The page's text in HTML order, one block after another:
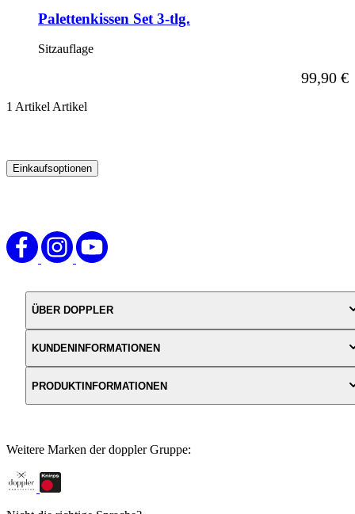
Einkaufsoptionen
Palettenkissen Set 3-tlg.
Sitzauflage
Ab
99,90 €
1 Artikel Artikel
ÜBER DOPPLER
KUNDENINFORMATIONEN
PRODUKTINFORMATIONEN
Weitere Marken der doppler Gruppe: